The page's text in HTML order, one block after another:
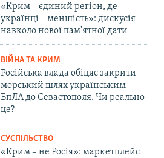
«Крим – єдиний регіон, де
українці – меншість»: дискусія
навколо нової пам'ятної дати
ВІЙНА ТА КРИМ
Російська влада обіцяє закрити
морський шлях українським
БпЛА до Севастополя. Чи реально
це?
СУСПІЛЬСТВО
«Крим – не Росія»: маркетплейс